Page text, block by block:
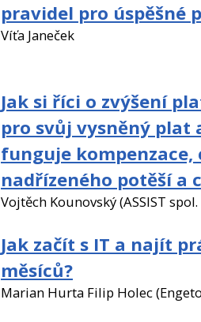
pravidel pro úspěšné
Víťa Janeček
Jak si říci o zvýšení
pro svůj vysněný plat
funguje kompenzace,
nadřízeného potěší a
Vojtěch Kounovský (ASSIST spol.
Jak začít s IT a najít
měsíců?
Marian Hurta Filip Holec